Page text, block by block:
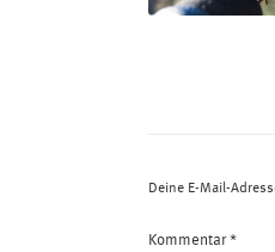
Deine E-Mail-
Kommentar*